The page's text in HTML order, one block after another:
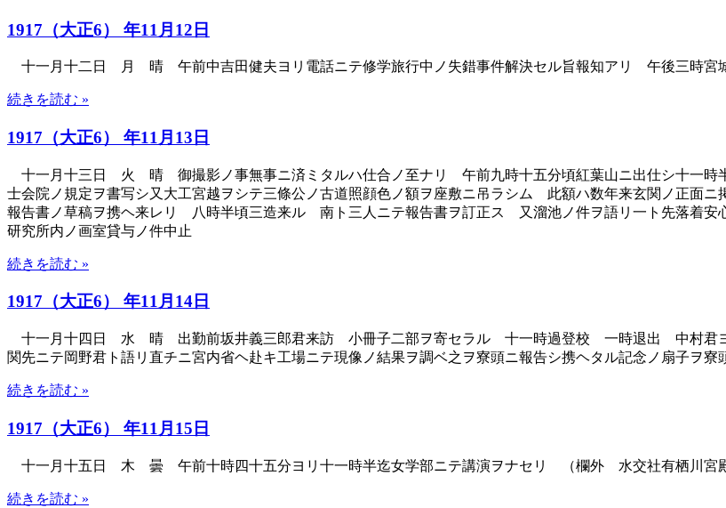
1917（大正6） 年11月12日
十一月十二日 月 晴 午前中吉田健夫ヨリ電話ニテ修学旅行中ノ失錯事件解決セル旨報知アリ 午後三時宮
続きを読む »
1917（大正6） 年11月13日
十一月十三日 火 晴 御撮影ノ事無事ニ済ミタルハ仕合ノ至ナリ 午前九時十五分頃紅葉山ニ出仕シ十一時
士会院ノ規定ヲ書写シ又大工宮越ヲシテ三條公ノ古道照顔色ノ額ヲ座敷ニ吊ラシム 此額ハ数年来玄関ノ正面
報告書ノ草稿ヲ携ヘ来レリ 八時半頃三造来ル 南ト三人ニテ報告書ヲ訂正ス 又溜池ノ件ヲ語リ一ト先落着
研究所内ノ画室貸与ノ件中止
続きを読む »
1917（大正6） 年11月14日
十一月十四日 水 晴 出勤前坂井義三郎君来訪 小冊子二部ヲ寄セラル 十一時過登校 一時退出 中村君
関先ニテ岡野君ト語リ直チニ宮内省ヘ赴キ工場ニテ現像ノ結果ヲ調ベ之ヲ寮頭ニ報告シ携ヘタル記念ノ扇子ヲ
続きを読む »
1917（大正6） 年11月15日
十一月十五日 木 曇 午前十時四十五分ヨリ十一時半迄女学部ニテ講演ヲナセリ （欄外 水交社有栖川宮殿
続きを読む »